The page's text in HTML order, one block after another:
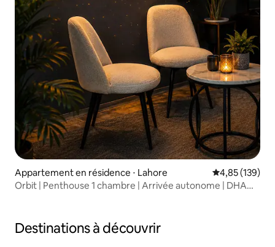
Appartement en résidence ⋅ Lahore Évaluation
4,85 (139)
Orbit | Penthouse 1 chambre | Arrivée autonome | DHA
Destinations à découvrir